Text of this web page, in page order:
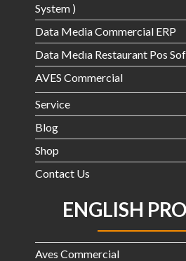
System )
Data Media Commercial ERP
Data Medıa Restaurant Pos
AVES Commercial
Service
Blog
Shop
Contact Us
ENGLISH
Aves Commercial